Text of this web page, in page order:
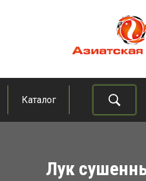
Азиатская лавка
Продукты из восточно-азиатских стран
Каталог
Лук